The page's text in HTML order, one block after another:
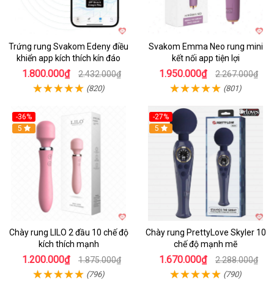
Trứng rung Svakom Edeny điều
khiển app kích thích kín đáo
1.800.000₫ 2.432.000₫
(820)
Svakom Emma Neo rung mini
kết nối app tiện lợi
1.950.000₫ 2.267.000₫
(801)
-36%
Hot
5
Chày rung LILO 2 đầu 10 chế độ
kích thích mạnh
1.200.000₫ 1.875.000₫
(796)
-27%
Hot
5
Chày rung PrettyLove Skyler 10
chế độ mạnh mẽ
1.670.000₫ 2.288.000₫
(790)